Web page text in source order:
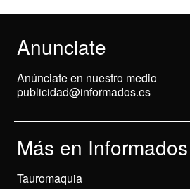
Anunciate
Anúnciate en nuestro medio
publicidad@informados.es
Más en Informados
Tauromaquia